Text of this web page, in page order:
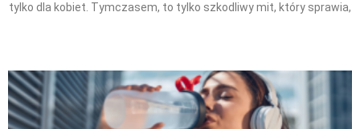
tylko dla kobiet. Tymczasem, to tylko szkodliwy mit, który sprawia,